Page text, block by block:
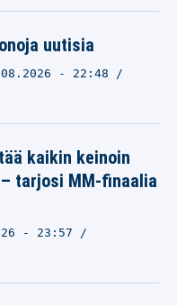
uutisia
- 22:48
kaikin keinoin
tarjosi MM-finaalia
- 23:57